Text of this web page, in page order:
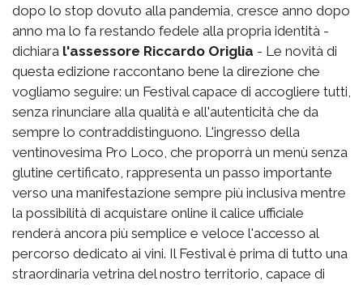
dopo lo stop dovuto alla pandemia, cresce anno dopo
anno ma lo fa restando fedele alla propria identità -
dichiara l'assessore Riccardo Origlia - Le novità di
questa edizione raccontano bene la direzione che
vogliamo seguire: un Festival capace di accogliere tutti,
senza rinunciare alla qualità e all'autenticità che da
sempre lo contraddistinguono. L'ingresso della
ventinovesima Pro Loco, che proporrà un menù senza
glutine certificato, rappresenta un passo importante
verso una manifestazione sempre più inclusiva mentre
la possibilità di acquistare online il calice ufficiale
renderà ancora più semplice e veloce l'accesso al
percorso dedicato ai vini. Il Festival è prima di tutto una
straordinaria vetrina del nostro territorio, capace di